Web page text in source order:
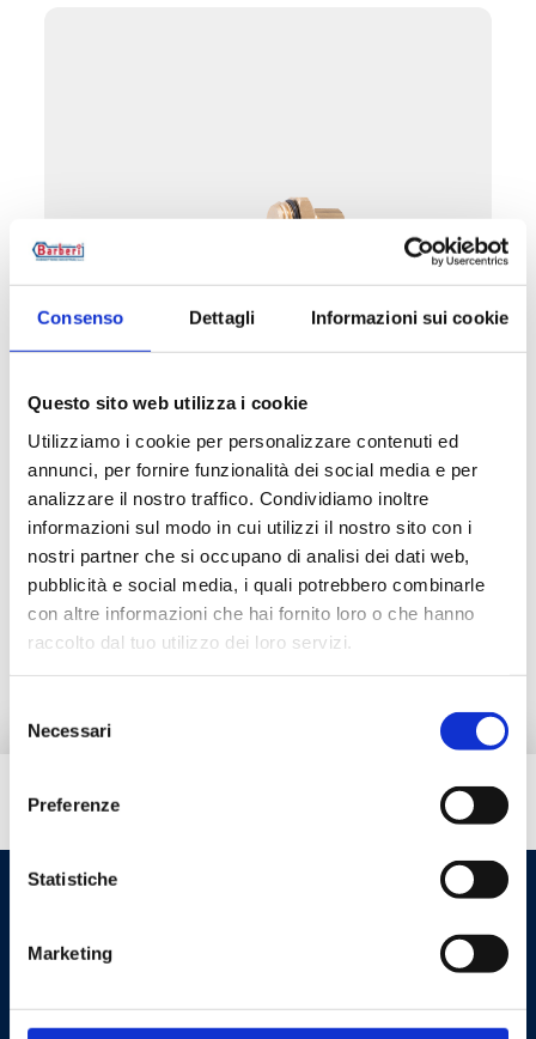
Consenso Dettagli Informazioni sui cookie
Questo sito web utilizza i cookie
Utilizziamo i cookie per personalizzare contenuti ed
annunci, per fornire funzionalità dei social media e per
analizzare il nostro traffico. Condividiamo inoltre
informazioni sul modo in cui utilizzi il nostro sito con i
nostri partner che si occupano di analisi dei dati web,
pubblicità e social media, i quali potrebbero combinarle
con altre informazioni che hai fornito loro o che hanno
raccolto dal tuo utilizzo dei loro servizi.
delNecessari
Preferenze
Statistiche
Marketing
Max working temperature
: 95 °C
Probe diameter: 6 mm
Max working pressure : 16 bar
Go to the product